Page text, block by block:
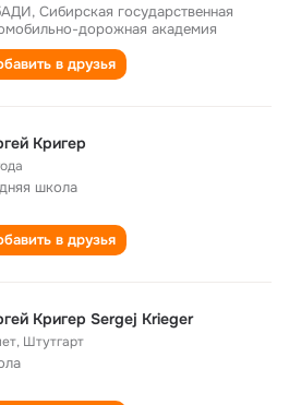
Сибирская государственная
дорожная академия
в друзья
Кригер
школа
в друзья
Сергей Кригер Sergej Krieger
, Штутгарт